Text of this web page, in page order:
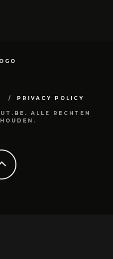
PRIVACY POLICY
ALLE RECHTEN